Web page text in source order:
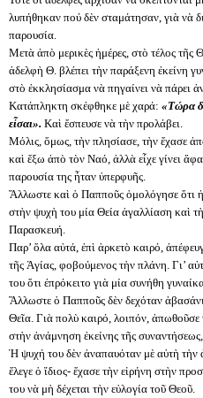
λυπήθηκαν πού δὲν σταμάτησαν, γιὰ νὰ
παρουσία.
Μετὰ ἀπὸ μερικὲς ἡμέρες, στὸ τέλος τῆς
ἀδελφὴ Θ. βλέπει τὴν παράξενη ἐκείνη
στὸ ἐκκλησίασμα νὰ πηγαίνει νὰ πάρει
Κατάπληκτη σκέφθηκε μὲ χαρά: «Τώρα
εἶσαι». Καὶ ἔσπευσε νὰ τὴν προλάβει.
Μόλις, ὅμως, τὴν πλησίασε, τὴν ἔχασε
καὶ ἔξω ἀπὸ τὸν Ναό, ἀλλὰ εἶχε γίνει
παρουσία της ἦταν ὑπερφυῆς.
Ἄλλωστε καὶ ὁ Παπποῦς ὁμολόγησε ὅτι ἡ
στὴν ψυχὴ του μία Θεία ἀγαλλίαση καὶ
Παρασκευή.
Παρ’ ὅλα αὐτά, ἐπὶ ἀρκετὸ καιρό,
τῆς Ἁγίας, φοβούμενος τὴν πλάνη. Γι’
του ὅτι ἐπρόκειτο γιὰ μία συνήθη
Ἄλλωστε ὁ Παπποῦς δὲν δεχόταν
Θεῖα. Γιὰ πολὺ καιρό, λοιπόν, ἀπωθοῦσε
στὴν ἀνάμνηση ἐκείνης τῆς
Ἡ ψυχή του δὲν ἀναπαυόταν μὲ αὐτὴ τὴν
ἔλεγε ὁ ἴδιος- ἔχασε τὴν εἰρήνη στὴν
του νὰ μὴ δέχεται τὴν εὐλογία τοῦ Θεοῦ.